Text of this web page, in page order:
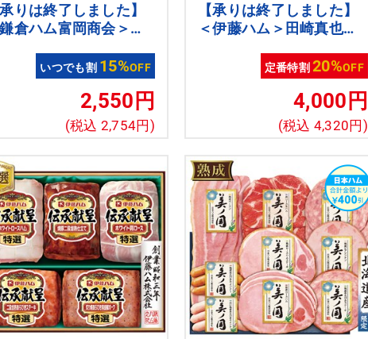
りは終了しました】
倉ハム富岡商会＞富
せギフト[nh]
いつでも割 15%OFF
2,550円
(税込 2,754円)
【承りは終了しました】
＜伊藤ハム＞田崎真也セ
フと洋食セット[ito_top]
[ito_left][ito_bn]
定番特割20%OFF
4,000円
(税込 4,320円)